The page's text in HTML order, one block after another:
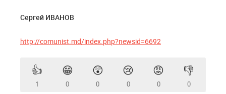
Сергей ИВАНОВ
http://comunist.md/index.php?newsid=6692
👍
1
😁
0
😲
0
😢
0
😡
0
👎
0